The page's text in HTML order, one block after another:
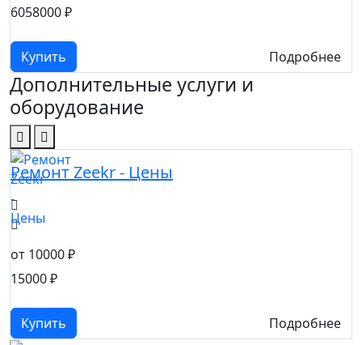
6058000 ₽
Купить Подробнее
Дополнительные услуги и
оборудование
Ремонт Zeekr - Цены
от 10000 ₽
15000 ₽
Купить Подробнее